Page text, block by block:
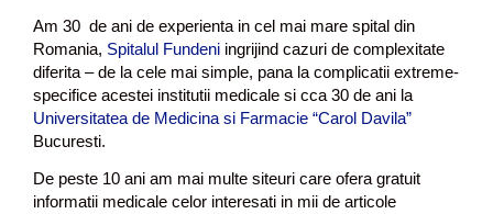
Am 30 de ani de experienta in cel mai mare spital din
Romania, Spitalul Fundeni ingrijind cazuri de complexitate
diferita – de la cele mai simple, pana la complicatii extreme-
specifice acestei institutii medicale si cca 30 de ani la
Universitatea de Medicina si Farmacie “Carol Davila”
Bucuresti.
De peste 10 ani am mai multe siteuri care ofera gratuit
informatii medicale celor interesati in mii de articole